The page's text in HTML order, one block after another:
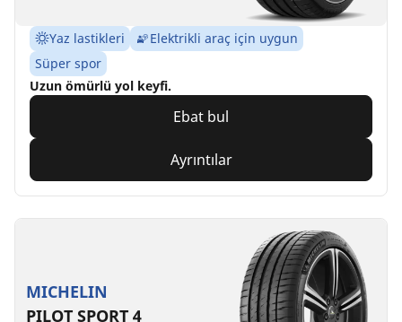
Yaz lastikleri
Elektrikli araç için uygun
Süper spor
Uzun ömürlü yol keyfi.
Ebat bul
Ayrıntılar
MICHELIN
PILOT SPORT 4